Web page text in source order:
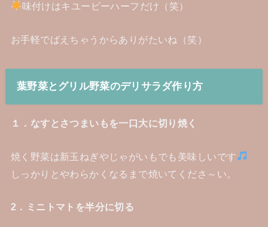
味付けはキユーピーハーフだけ（笑）
お手軽でばえちゃうからありがたいね（笑）
葉野菜とグリル野菜のデリサラダ作り方
１．なすとさつまいもを一口大に切り焼く
焼く野菜は新玉ねぎやじゃがいもでも美味しいです
しっかりとやわらかくなるまで焼いてくださ～い。
2．ミニトマトを半分に切る